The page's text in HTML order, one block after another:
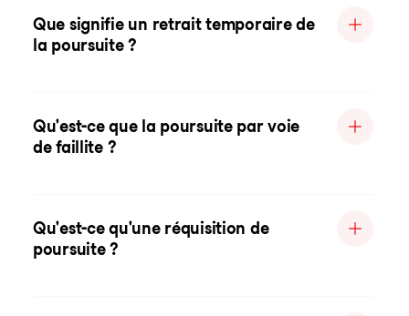
Que signifie un retrait temporaire de
la poursuite ?
Qu'est-ce que la poursuite par voie
de faillite ?
Qu'est-ce qu'une réquisition de
poursuite ?